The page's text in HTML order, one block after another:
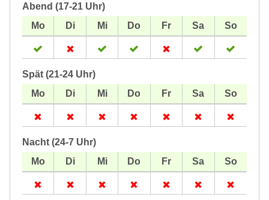
Abend (17-21 Uhr)
Spät (21-24 Uhr)
Nacht (24-7 Uhr)